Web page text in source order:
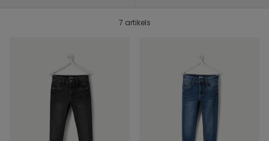
7 artikels